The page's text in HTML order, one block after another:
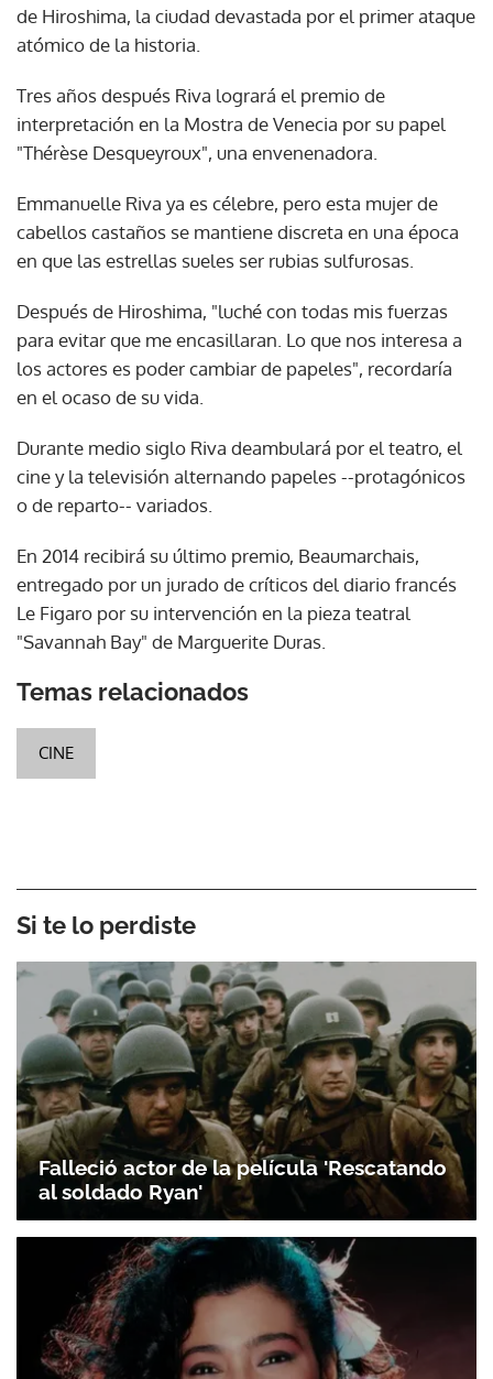
de Hiroshima, la ciudad devastada por el primer ataque
atómico de la historia.
Tres años después Riva logrará el premio de
interpretación en la Mostra de Venecia por su papel
"Thérèse Desqueyroux", una envenenadora.
Emmanuelle Riva ya es célebre, pero esta mujer de
cabellos castaños se mantiene discreta en una época
en que las estrellas sueles ser rubias sulfurosas.
Después de Hiroshima, "luché con todas mis fuerzas
para evitar que me encasillaran. Lo que nos interesa a
los actores es poder cambiar de papeles", recordaría
en el ocaso de su vida.
Durante medio siglo Riva deambulará por el teatro, el
cine y la televisión alternando papeles --protagónicos
o de reparto-- variados.
En 2014 recibirá su último premio, Beaumarchais,
entregado por un jurado de críticos del diario francés
Le Figaro por su intervención en la pieza teatral
"Savannah Bay" de Marguerite Duras.
Temas relacionados
CINE
Si te lo perdiste
Falleció actor de la película 'Rescatando
al soldado Ryan'